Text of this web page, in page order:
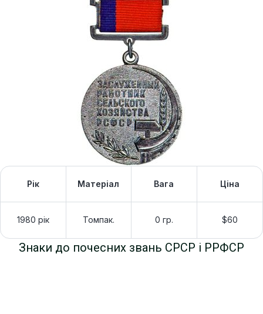
Рік Матеріал Вага Ціна
1980 рік Томпак. 0 гр. $60
Знаки до почесних звань СРСР і РРФСР